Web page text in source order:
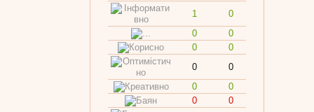
1
0
0
0
0
0
0
0
0
0
0
0